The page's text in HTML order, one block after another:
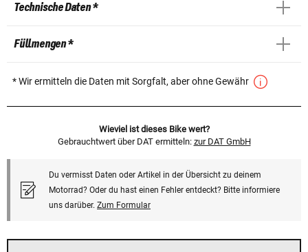
Technische Daten *
Füllmengen *
* Wir ermitteln die Daten mit Sorgfalt, aber ohne Gewähr
Wieviel ist dieses Bike wert?
Gebrauchtwert über DAT ermitteln: zur DAT GmbH
Du vermisst Daten oder Artikel in der Übersicht zu deinem
Motorrad? Oder du hast einen Fehler entdeckt? Bitte informiere
uns darüber. Zum Formular